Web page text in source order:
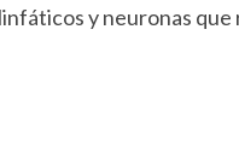
y neuronas